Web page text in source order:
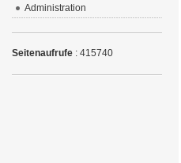
Administration
Seitenaufrufe: 415740